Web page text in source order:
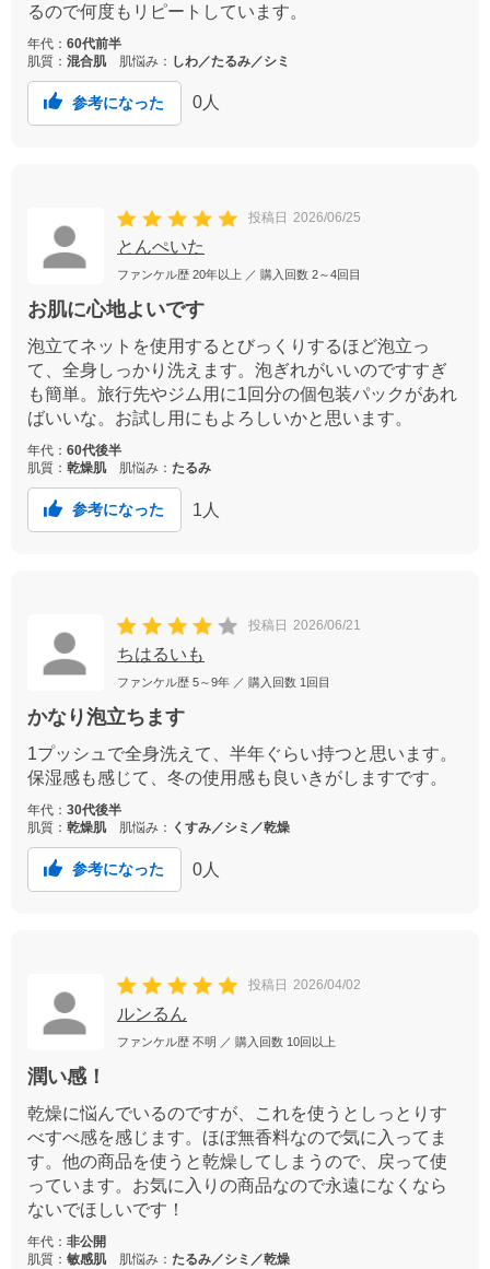
るので何度もリピートしています。
年代： 60代前半
肌質： 混合肌 肌悩み： しわ／たるみ／シミ
参考になった 0 人
投稿日 2026/06/25
とんぺいた
ファンケル歴 20年以上 ／ 購入回数 2～4回目
お肌に心地よいです
泡立てネットを使用するとびっくりするほど泡立っ
て、全身しっかり洗えます。泡ぎれがいいのですすぎ
も簡単。旅行先やジム用に1回分の個包装パックがあれ
ばいいな。お試し用にもよろしいかと思います。
年代： 60代後半
肌質： 乾燥肌 肌悩み： たるみ
参考になった 1 人
投稿日 2026/06/21
ちはるいも
ファンケル歴 5～9年 ／ 購入回数 1回目
かなり泡立ちます
1プッシュで全身洗えて、半年ぐらい持つと思います。
保湿感も感じて、冬の使用感も良いきがしますです。
年代： 30代後半
肌質： 乾燥肌 肌悩み： くすみ／シミ／乾燥
参考になった 0 人
投稿日 2026/04/02
ルンるん
ファンケル歴 不明 ／ 購入回数 10回以上
潤い感！
乾燥に悩んでいるのですが、これを使うとしっとりす
べすべ感を感じます。ほぼ無香料なので気に入ってま
す。他の商品を使うと乾燥してしまうので、戻って使
っています。お気に入りの商品なので永遠になくなら
ないでほしいです！
年代： 非公開
肌質： 敏感肌 肌悩み： たるみ／シミ／乾燥